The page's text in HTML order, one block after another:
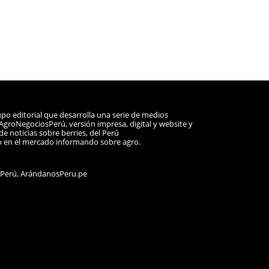
editorial que desarrolla una serie de medios
versión impresa, digital y website y
noticias sobre berries, del Perú
en el mercado informando sobre agro.
ArándanosPeru.pe